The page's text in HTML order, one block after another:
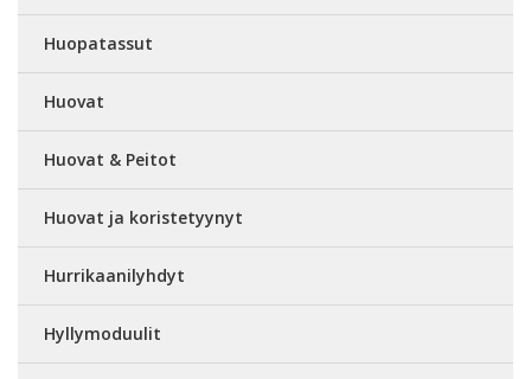
Huopatassut
Huovat
Huovat & Peitot
Huovat ja koristetyynyt
Hurrikaanilyhdyt
Hyllymoduulit